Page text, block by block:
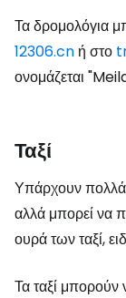
Τα δρομολόγια
12306.cn ή στο
ονομάζεται
Ταξί
Υπάρχουν πολλά
αλλά μπορεί να
ουρά των ταξί,
Τα ταξί